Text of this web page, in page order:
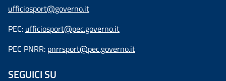
ufficiosport@governo.it
PEC: ufficiosport@pec.governo.it
PEC PNRR: pnrrsport@pec.governo.it
SEGUICI SU